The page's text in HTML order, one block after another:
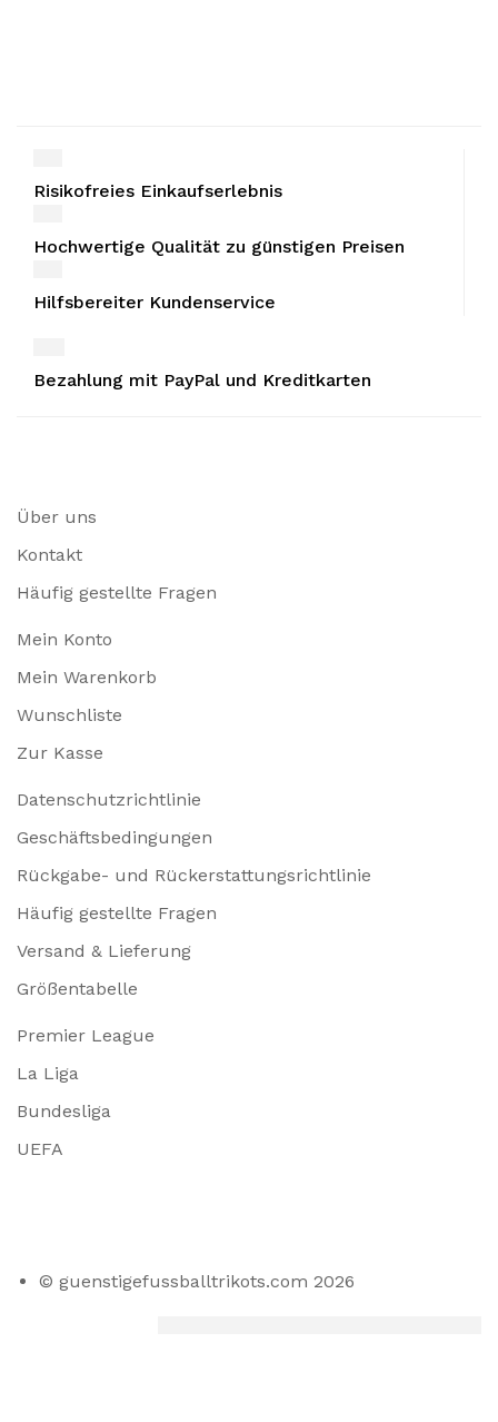
Risikofreies Einkaufserlebnis
Hochwertige Qualität zu günstigen Preisen
Hilfsbereiter Kundenservice
Bezahlung mit PayPal und Kreditkarten
Über uns
Kontakt
Häufig gestellte Fragen
Mein Konto
Mein Warenkorb
Wunschliste
Zur Kasse
Datenschutzrichtlinie
Geschäftsbedingungen
Rückgabe- und Rückerstattungsrichtlinie
Häufig gestellte Fragen
Versand & Lieferung
Größentabelle
Premier League
La Liga
Bundesliga
UEFA
© guenstigefussballtrikots.com 2026